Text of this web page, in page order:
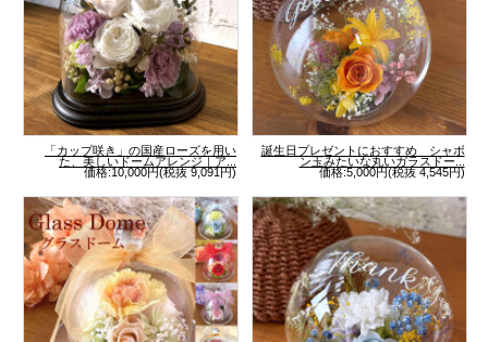
「カップ咲き」の国産ローズを用い
た、美しいドームアレンジ｜ア...
価格:10,000円(税抜 9,091円)
誕生日プレゼントにおすすめ シャボ
ン玉みたいな丸いガラスドー...
価格:5,000円(税抜 4,545円)